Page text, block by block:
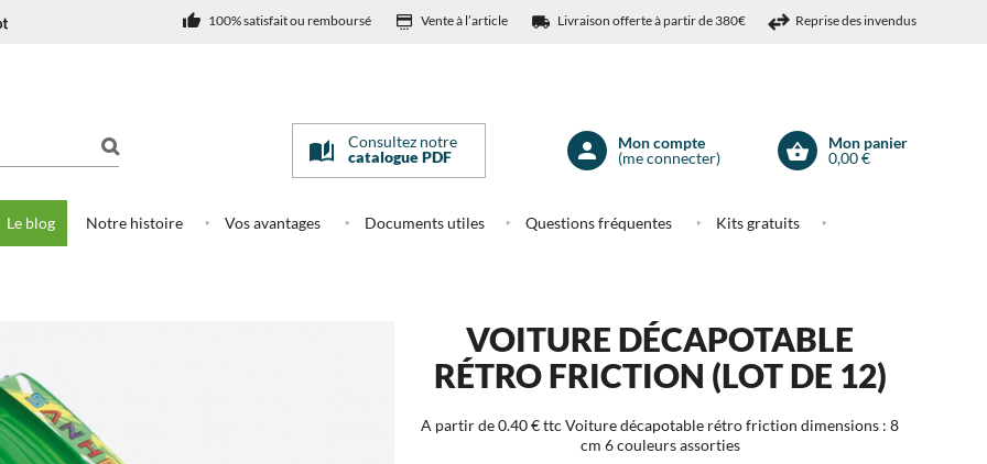
100% satisfait ou remboursé Vente à l’article Livraison offerte à partir de 380€ Reprise des invendus
Mon panier
0,00 €
Mon
Mon compte
(me connecter)
Le blog Notre histoire Vos avantages Documents utiles Questions fréquentes Kits gratuits
Consultez notre
catalogue PDF
VOITURE DÉCAPOTABLE
RÉTRO FRICTION (LOT DE 12)
A partir de 0.40 € ttc Voiture décapotable rétro friction dimensions : 8
cm 6 couleurs assorties